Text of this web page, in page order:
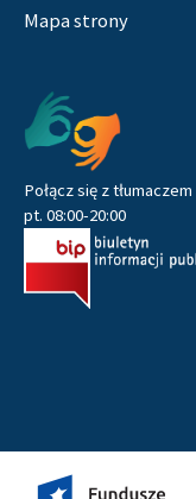
Mapa strony
Pozostałe
Połącz się z
pt. 08:00-20:00